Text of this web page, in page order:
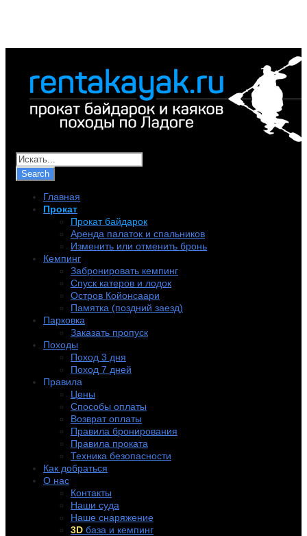
Главная
Прокат
Прокат байдарок
Аренда палаток и спальников
Изменить или отменить бронь
Кемпинг
Забронировать кемпинг
Спуск катеров и лодок
Остров Койонсаари
Памятка (поздний заезд)
Парковка
Заказать пропуск
Походы
Поход 3 дня
Поход 7 дней
Правила
Цены
Способы оплаты
Возврат оплаты
Правила бронирования
Правила проката
Техника безопасности
Как добраться
О нас
Контакты
Наши суда
Наше снаряжение
3D база и кемпинг